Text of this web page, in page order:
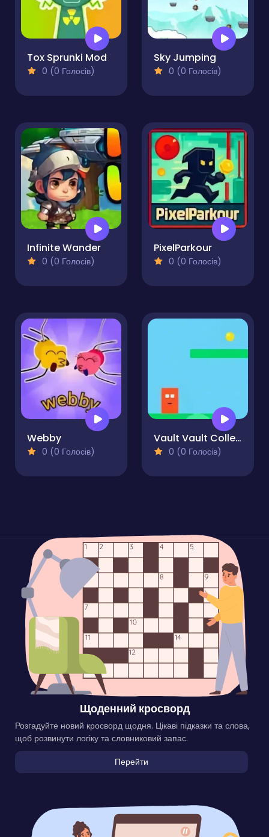
Tox Sprunki Mod
0 (0 Голосів)
Sky Jumping
0 (0 Голосів)
Infinite Wander
0 (0 Голосів)
PixelParkour
0 (0 Голосів)
Webby
0 (0 Голосів)
Vault Vault Collecting Coins
0 (0 Голосів)
Щоденний кросворд
Розгадуйте новий кросворд щодня. Цікаві підказки та слова,
щоб розвинути логіку та словниковий запас.
Перейти